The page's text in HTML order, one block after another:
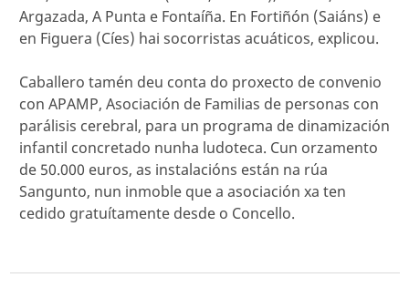
Argazada, A Punta e Fontaíña. En Fortiñón (Saiáns) e
en Figuera (Cíes) hai socorristas acuáticos, explicou.
Caballero tamén deu conta do proxecto de convenio
con APAMP, Asociación de Familias de personas con
parálisis cerebral, para un programa de dinamización
infantil concretado nunha ludoteca. Cun orzamento
de 50.000 euros, as instalacións están na rúa
Sangunto, nun inmoble que a asociación xa ten
cedido gratuítamente desde o Concello.